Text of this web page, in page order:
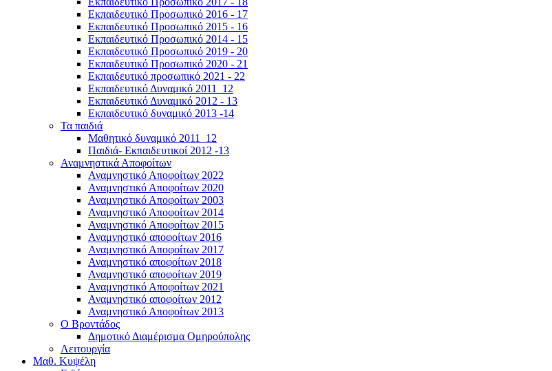
Εκπαιδευτικό Προσωπικό 2016 - 17
Εκπαιδευτικό Προσωπικό 2015 - 16
Εκπαιδευτικό Προσωπικό 2014 - 15
Εκπαιδευτικό Προσωπικό 2019 - 20
Εκπαιδευτικό Προσωπικό 2020 - 21
Εκπαιδευτικό προσωπικό 2021 - 22
Εκπαιδευτικό Δυναμικό 2011_12
Εκπαιδευτικό Δυναμικό 2012 - 13
Εκπαιδευτικό δυναμικό 2013 -14
Τα παιδιά
Μαθητικό δυναμικό 2011_12
Παιδιά- Εκπαιδευτικοί 2012 -13
Αναμνηστικά Αποφοίτων
Αναμνηστικό Αποφοίτων 2022
Αναμνηστικό Αποφοίτων 2020
Αναμνηστικό Αποφοίτων 2003
Αναμνηστικό Αποφοίτων 2014
Αναμνηστικό Αποφοίτων 2015
Αναμνηστικό αποφοίτων 2016
Αναμνηστικό Αποφοίτων 2017
Αναμνηστικό αποφοίτων 2018
Αναμνηστικό αποφοίτων 2019
Αναμνηστικό Αποφοίτων 2021
Αναμνηστικό αποφοίτων 2012
Αναμνηστικό Αποφοίτων 2013
Ο Βροντάδος
Δημοτικό Διαμέρισμα Ομηρούπολης
Λειτουργία
Μαθ. Κυψέλη